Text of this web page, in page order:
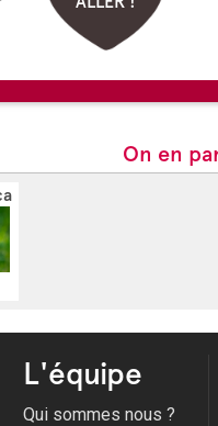
On en
L'équipe
Qui sommes nous ?